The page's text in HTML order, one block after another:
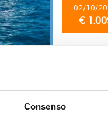
Consenso
02/10/
€
Genova,